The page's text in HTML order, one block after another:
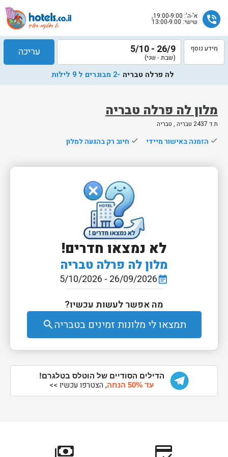
phone_in_talk א'-ה': 19:00-9:00,
שישי: 13:00-9:00
מלון לה פרלה טבריה
ת ד 2437 טבריה , טבריה
מידע נוסף 26/9 - 5/10
(שבת - שני) עריכה
לה פרלה טבריה -2 מבוגרים ל 9 לילות
done הזמנה באישור מיידי done חיוב רק בהגעה למלון
לא נמצאו חדרים!
מלון לה פרלה טבריה
event_note
26/09/2026 - 5/10/2026
מה אפשר לעשות עכשיו?
תמצאו לי מלונות זמינים בטבריה search
הדילים הסודיים של הוטלס בטלגרם!
עד 50% הנחה
, הצטרפו עכשיו >>
שלח